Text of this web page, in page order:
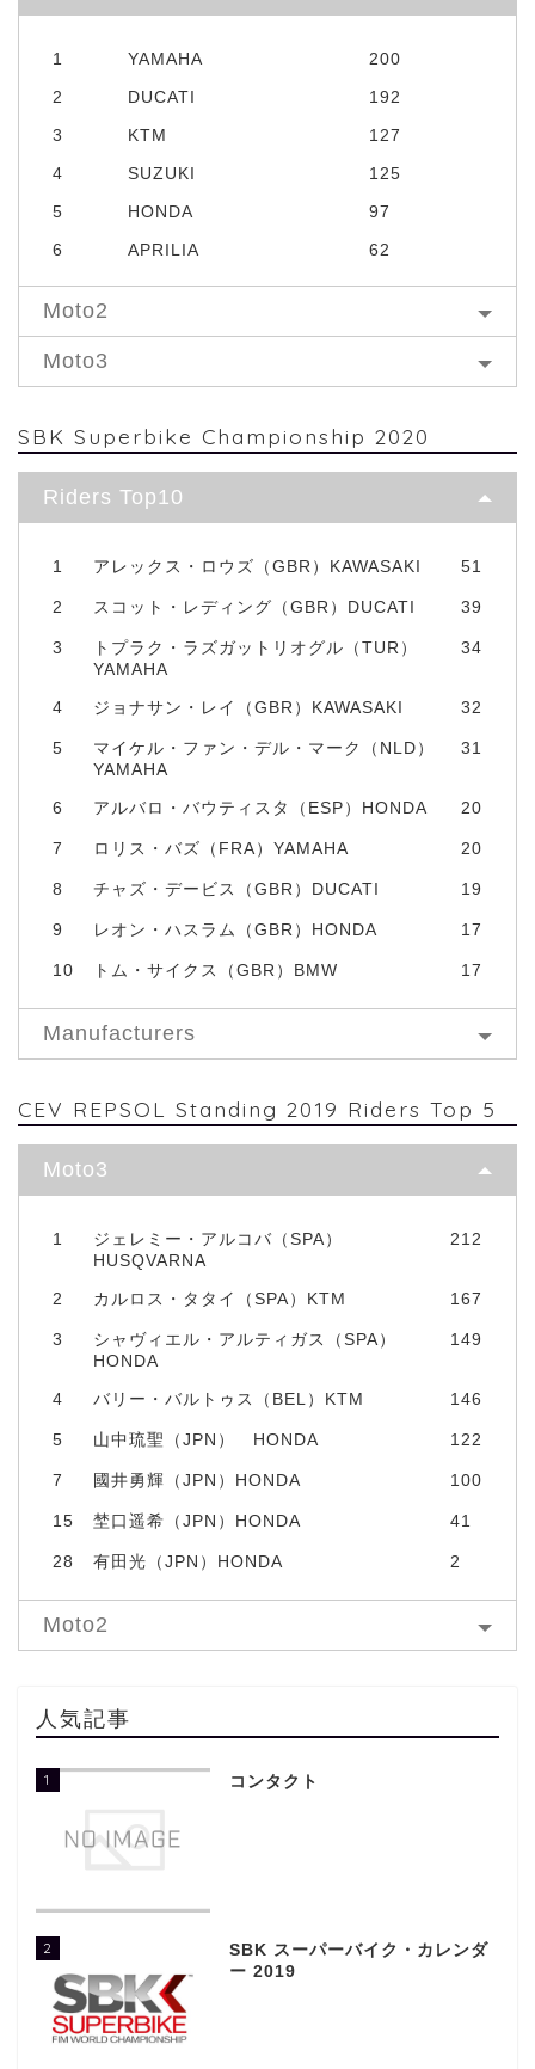
1 YAMAHA
200
2
DUCATI
192
3
KTM
127
4
SUZUKI
125
5
HONDA
97
6
APRILIA 62
Moto2
Moto3
SBK Superbike Championship 2020
Riders Top10
1 アレックス・ロウズ（GBR）KAWASAKI 51
2 スコット・レディング（GBR）DUCATI 39
3
トプラク・ラズガットリオグル（TUR）
YAMAHA
34
4 ジョナサン・レイ（GBR）KAWASAKI 32
5
マイケル・ファン・デル・マーク（NLD）
YAMAHA
31
6 アルバロ・バウティスタ（ESP）HONDA 20
7 ロリス・バズ（FRA）YAMAHA 20
8 チャズ・デービス（GBR）DUCATI 19
9 レオン・ハスラム（GBR）HONDA 17
10 トム・サイクス（GBR）BMW 17
Manufacturers
CEV REPSOL Standing 2019 Riders Top 5
Moto3
1
ジェレミー・アルコバ（SPA）
HUSQVARNA
212
2 カルロス・タタイ（SPA）KTM 167
3
シャヴィエル・アルティガス（SPA）
HONDA
149
4 バリー・バルトゥス（BEL）KTM 146
5 山中琉聖（JPN） HONDA 122
7 國井勇輝（JPN）HONDA 100
15 埜口遥希（JPN）HONDA 41
28 有田光（JPN）HONDA 2
Moto2
人気記事
1 コンタクト
2
SBK スーパーバイク・カレンダ
ー 2019